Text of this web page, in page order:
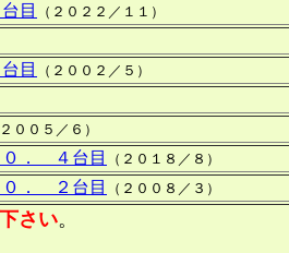
目 （２０２２／１１）
目 （２００２／５）
２００５／６）
０． ４台目 （２０１８／８）
０． ２台目 （２００８／３）
さい。